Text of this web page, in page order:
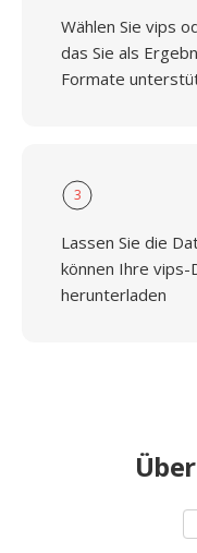
Wählen Sie vips
das Sie als
Formate
3
Lassen Sie die
können Ihre vips-
herunterladen